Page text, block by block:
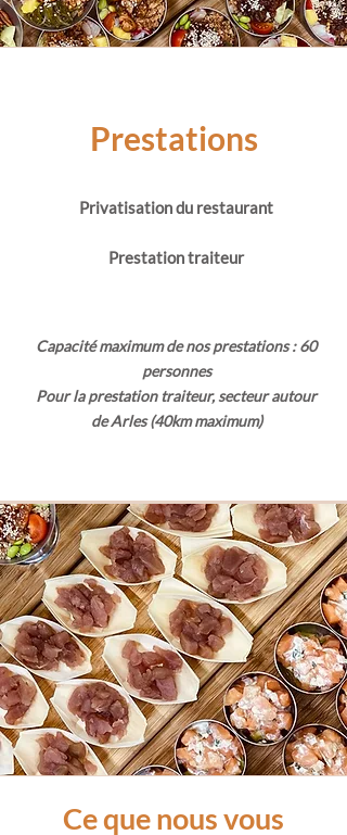
Prestations
Privatisation du restaurant
Prestation traiteur
Capacité maximum de nos prestations : 60
personnes
Pour la prestation traiteur, secteur autour
de Arles (40km maximum)
Ce que nous vous